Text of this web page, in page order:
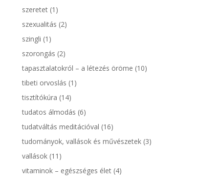
szeretet(1)
szexualitás (2)
szingli (1)
szorongás (2)
tapasztalatokról – a létezés öröme (10)
tibeti orvoslás (1)
tisztítókúra (14)
tudatos álmodás (6)
tudatváltás meditációval (16)
tudományok, vallások és művészetek(3)
vallások(11)
vitaminok – egészséges élet(4)